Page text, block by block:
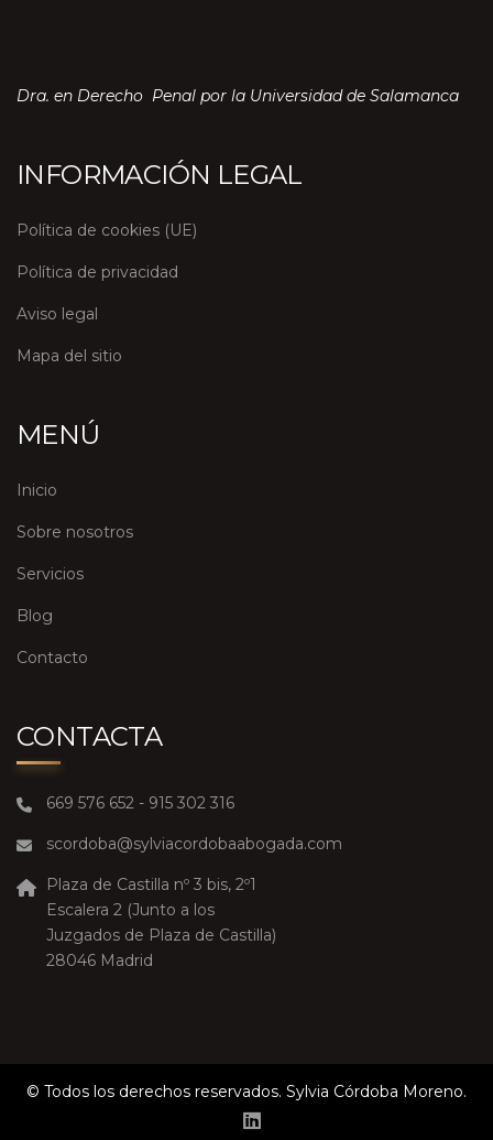
Dra. en Derecho Penal por la Universidad de Salamanca
INFORMACIÓN LEGAL
Política de cookies (UE)
Política de privacidad
Aviso legal
Mapa del sitio
MENÚ
Inicio
Sobre nosotros
Servicios
Blog
Contacto
CONTACTA
669 576 652 - 915 302 316
scordoba@sylviacordobaabogada.com
Plaza de Castilla nº 3 bis, 2º1
Escalera 2 (Junto a los
Juzgados de Plaza de Castilla)
28046 Madrid
© Todos los derechos reservados. Sylvia Córdoba Moreno.